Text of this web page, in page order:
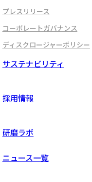
プレスリリース
コーポレートガバナンス
ディスクロージャーポリシー
サステナビリティ
採用情報
研磨ラボ
ニュース一覧